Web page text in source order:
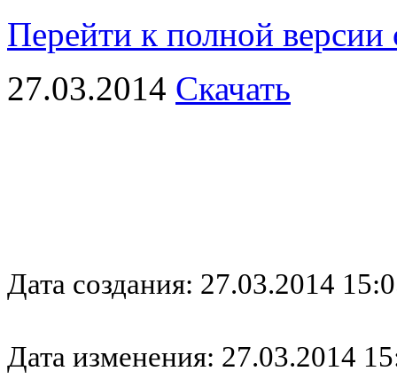
Перейти к полной версии
27.03.2014 Скачать
Дата создания: 27.03.2014
Дата изменения: 27.03.2014